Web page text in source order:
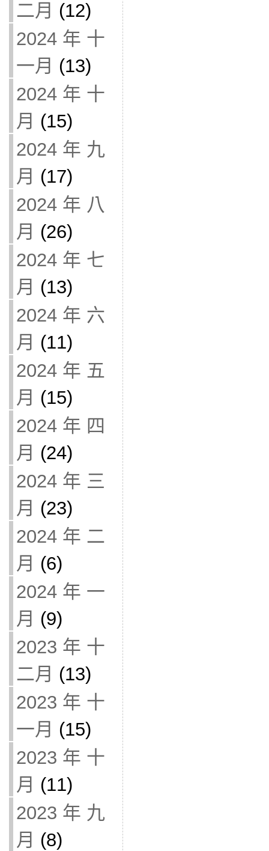
二月 (12)
2024 年 十
一月 (13)
2024 年 十
月 (15)
2024 年 九
月 (17)
2024 年 八
月 (26)
2024 年 七
月 (13)
2024 年 六
月 (11)
2024 年 五
月 (15)
2024 年 四
月 (24)
2024 年 三
月 (23)
2024 年 二
月 (6)
2024 年 一
月 (9)
2023 年 十
二月 (13)
2023 年 十
一月 (15)
2023 年 十
月 (11)
2023 年 九
月 (8)